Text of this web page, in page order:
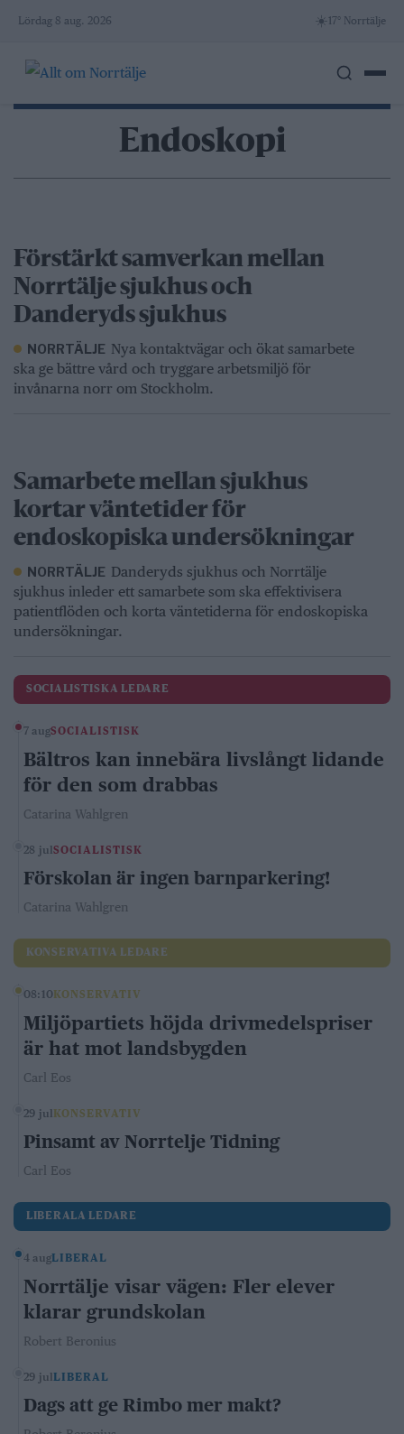
Skip
content
Lördag 8 aug. 2026 ☀️ 17° Norrtälje
Endoskopi
Förstärkt samverkan mellan
Norrtälje sjukhus och
Danderyds sjukhus
NORRTÄLJE Nya kontaktvägar och ökat samarbete
ska ge bättre vård och tryggare arbetsmiljö för
invånarna norr om Stockholm.
Samarbete mellan sjukhus
kortar väntetider för
endoskopiska undersökningar
NORRTÄLJE Danderyds sjukhus och Norrtälje
sjukhus inleder ett samarbete som ska effektivisera
patientflöden och korta väntetiderna för endoskopiska
undersökningar.
SOCIALISTISKA LEDARE
7 augSOCIALISTISK
Bältros kan innebära livslångt lidande
för den som drabbas
Catarina Wahlgren
28 julSOCIALISTISK
Förskolan är ingen barnparkering!
Catarina Wahlgren
KONSERVATIVA LEDARE
08:10 KONSERVATIV
Miljöpartiets höjda drivmedelspriser
är hat mot landsbygden
Carl Eos
29 jul KONSERVATIV
Pinsamt av Norrtelje Tidning
Carl Eos
LIBERALA LEDARE
4 augLIBERAL
Norrtälje visar vägen: Fler elever
klarar grundskolan
Robert Beronius
29 julLIBERAL
Dags att ge Rimbo mer makt?